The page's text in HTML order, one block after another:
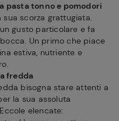
pasta tonno e pomodori
scorza grattugiata.
gusto particolare e fa
Un primo che piace
estiva, nutriente e
fredda
bisogna stare attenti a
la sua assoluta
elencate: